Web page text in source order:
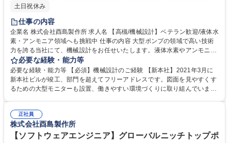
土日祝休み
仕事の内容
企業名 株式会社酉島製作所 求人名 【高槻/機械設計】ベテラン歓迎/液体水
素・アンモニア領域へも挑戦中 仕事の内容 大型ポンプの領域で高い技術
力を誇る当社にて、機械設計をお任せいたします。液体水素やアンモニア
を通すためのポンプ等、高度なポンプ設計に取り組んでおり、ご経験が活
かしながら新しい分野に携われる環境です。 当社のポンプは中東の国の国
家プロジェクトにも採用されナイル川沿いの緑化に貢献しています。 社会
インフラであるポンプから、先端技術領域を担うポンプまで、ご入社後は
必要な経験・能力等
必要な経験・能力等 【必須】機械設計のご経験 【新本社】2021年3月に
新本社ビルが竣工、部門を超えてフリーアドレスです。図面を見やすくす
るための大型モニターも設置、働きやすい環境づくりに取り組んでいま
歴：大学院 大学 高専 短大 専修学校 高校 語学力： 資格：
正社員
株式会社酉島製作所
【ソフトウェアエンジニア】グローバルニッチトップポ